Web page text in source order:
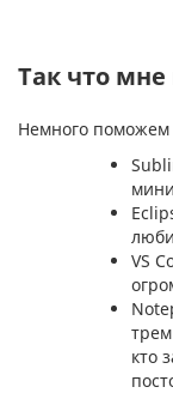
Так что
Немного поможем
VS
кто